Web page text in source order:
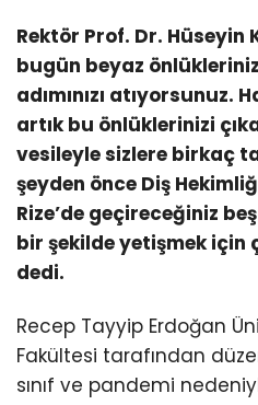
Rektör Prof. Dr. Hüseyin
bugün beyaz
adımınızı atıyorsunuz.
artık bu önlüklerinizi
vesileyle sizlere birkaç
şeyden önce Diş
Rize’de geçireceğiniz beş
bir şekilde yetişmek için
dedi.
Recep Tayyip Erdoğan
Fakültesi tarafından
sınıf ve pandemi